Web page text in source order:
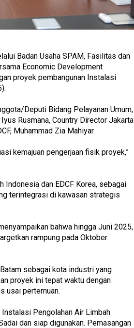
Badan Usaha SPAM, Fasilitas dan
Economic Development
proyek pembangunan Instalasi
Deputi Bidang Pelayanan Umum,
Rusmana, Country Director Jakarta
Muhammad Zia Mahiyar.
kemajuan pengerjaan fisik proyek,”
Indonesia dan EDCF Korea, sebagai
terintegrasi di kawasan strategis
bahwa hingga Juni 2025,
rampung pada Oktober
sebagai kota industri yang
proyek ini tepat waktu dengan
usai pertemuan.
Pengolahan Air Limbah
dan siap digunakan. Pemasangan